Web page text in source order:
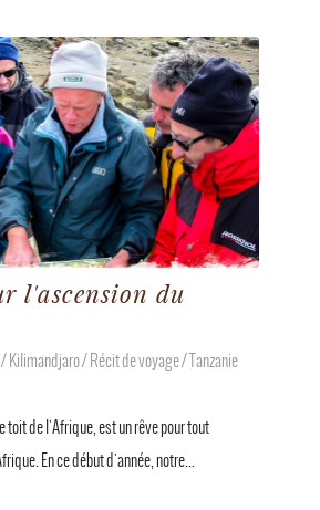
l'ascension du
Kilimandjaro / Récit de voyage / Tanzanie
toit de l'Afrique, est un rêve pour tout
En ce début d'année, notre...